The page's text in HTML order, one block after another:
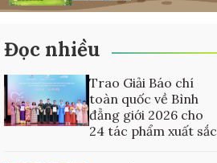
Đọc nhiều
Trao Giải Báo chí
toàn quốc về Bình
đẳng giới 2026 cho
24 tác phẩm xuất sắc